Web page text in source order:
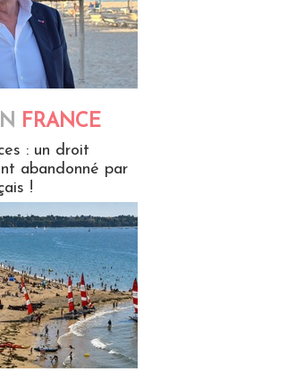
FRANCE
: un droit
abandonné par
!